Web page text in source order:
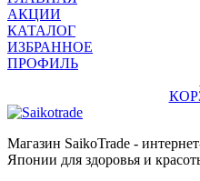
АКЦИИ
КАТАЛОГ
ИЗБРАННОЕ
ПРОФИЛЬ
Магазин SaikoTrade -
Японии для здоровья и